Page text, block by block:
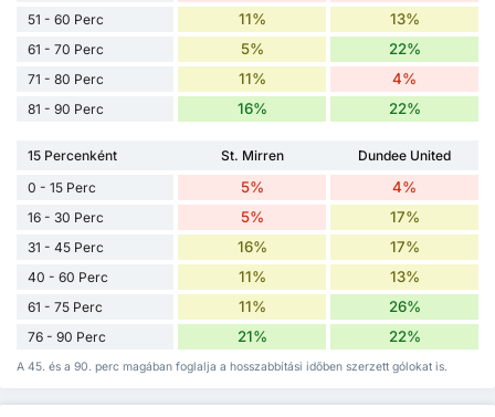
51 - 60 Perc 11% 13%
61 - 70 Perc 5% 22%
71 - 80 Perc 11% 4%
81 - 90 Perc 16% 22%
15 Percenként St. Mirren
Dundee United
0 - 15 Perc
5% 4%
16 - 30 Perc 5% 17%
31 - 45 Perc 16% 17%
40 - 60 Perc 11% 13%
61 - 75 Perc 11% 26%
76 - 90 Perc 21% 22%
A 45. és a 90. perc magában foglalja a hosszabbítási időben szerzett gólokat is.